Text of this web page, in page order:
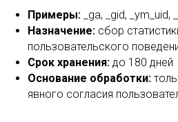
Примеры: _ga, _gid, _ym_uid,
Назначение: сбор
пользовательского
Срок хранения: до 180 дней
Основание обработки:
явного согласия